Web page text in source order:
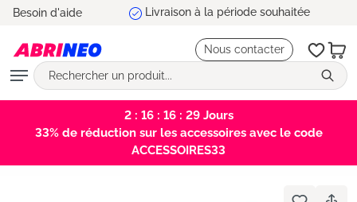
principal
Besoin d'aide
Nous contacter
2 : 16 : 16 : 29Jours
33% de réduction sur les accessoires avec le code
ACCESSOIRES33